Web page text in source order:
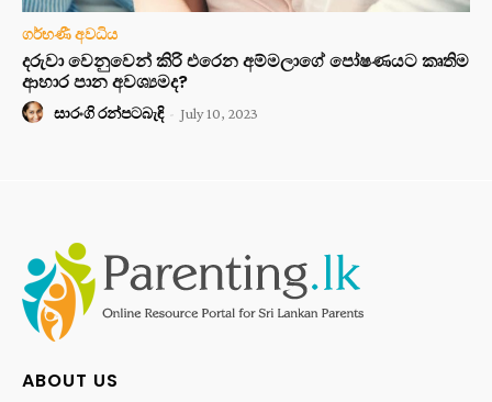
ගර්භණී අවධිය
දරුවා වෙනුවෙන් කිරි එරෙන අම්මලාගේ පෝෂණයට කෘතිම
ආහාර පාන අවශ්‍යමද?
සාරංගි රන්පටබැඳි - July 10, 2023
ABOUT US